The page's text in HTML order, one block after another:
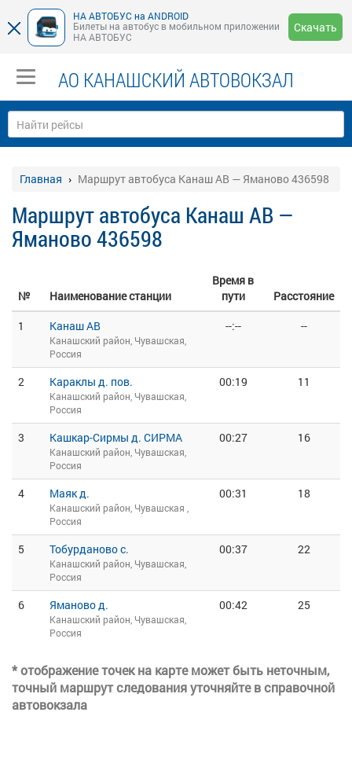
НА АВТОБУС на ANDROID
Билеты на автобус в мобильном приложении
НА АВТОБУС
Скачать
АО КАНАШСКИЙ АВТОВОКЗАЛ
Главная Маршрут автобуса Канаш АВ — Яманово 436598
Маршрут автобуса Канаш АВ —
Яманово 436598
№ Наименование станции
Время в
пути
Расстояние
1
Канаш АВ
Канашский район, Чувашская,
Россия
--:-- --
2 Караклы д. пов.
Канашский район, Чувашская,
Россия
00:19 11
3 Кашкар-Сирмы д. СИРМА
Канашский район, Чувашская,
Россия
00:27 16
4 Маяк д.
Канашский район, Чувашская ,
Россия
00:31 18
5 Тобурданово с.
Канашский район, Чувашская,
Россия
00:37 22
6 Яманово д.
Канашский район, Чувашская,
Россия
00:42 25
* отображение точек на карте может быть неточным,
точный маршрут следования уточняйте в справочной
автовокзала